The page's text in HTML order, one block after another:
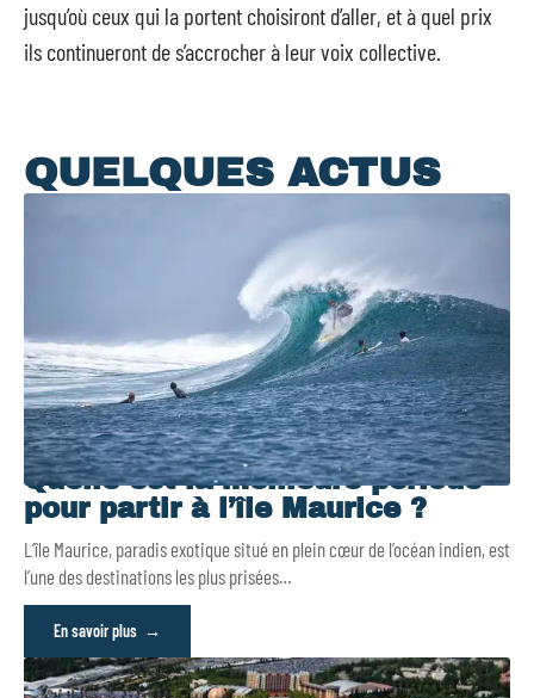
jusqu’où ceux qui la portent choisiront d’aller, et à quel prix
ils continueront de s’accrocher à leur voix collective.
QUELQUES ACTUS
Quelle est la meilleure période
pour partir à l’île Maurice ?
L’île Maurice, paradis exotique situé en plein cœur de l’océan indien, est
l’une des destinations les plus prisées…
En savoir plus